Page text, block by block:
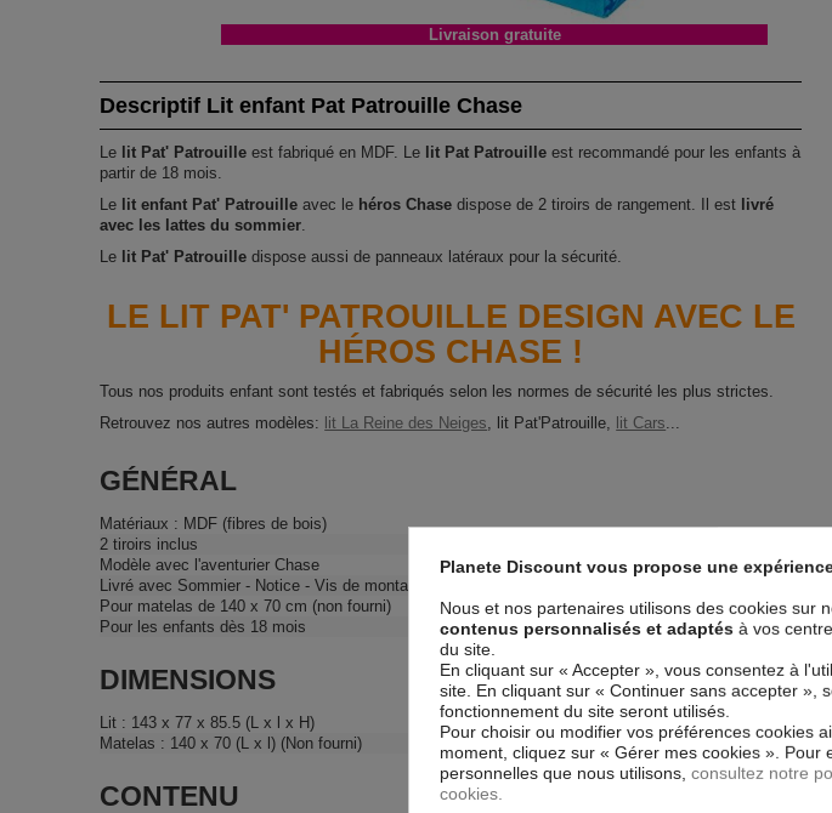
Livraison gratuite
Descriptif Lit enfant Pat Patrouille Chase
Le lit Pat' Patrouille est fabriqué en MDF. Le lit Pat Patrouille est recommandé pour les enfants à
partir de 18 mois.
Le lit enfant Pat' Patrouille avec le héros Chase dispose de 2 tiroirs de rangement. Il est livré
avec les lattes du sommier
Le lit Pat' Patrouille dispose aussi de panneaux latéraux pour la sécurité.
LE LIT PAT' PATROUILLE DESIGN AVEC LE
HÉROS CHASE !
Tous nos produits enfant sont testés et fabriqués selon les normes de sécurité les plus strictes.
Retrouvez nos autres modèles: lit La Reine des Neiges , lit Pat'Patrouille, lit Cars
GÉNÉRAL
Matériaux : MDF (fibres de bois)
2 tiroirs inclus
Modèle avec l'aventurier Chase
Livré avec Sommier - Notice - Vis de montage
Pour matelas de 140 x 70 cm (non fourni)
Pour les enfants dès 18 mois
DIMENSIONS
Lit : 143 x 77 x 85.5 (L x l x H)
Matelas : 140 x 70 (L x l) (Non fourni)
CONTENU
Planete Discount vous propose une
Nous et nos partenaires utilisons des cookies sur
contenus personnalisés et adaptés à vos
du site.
En cliquant sur « Accepter », vous consentez à
site. En cliquant sur « Continuer sans accepter »,
fonctionnement du site seront utilisés.
Pour choisir ou modifier vos préférences cookies
moment, cliquez sur « Gérer mes cookies ».
personnelles que nous utilisons, consultez notre
cookies.